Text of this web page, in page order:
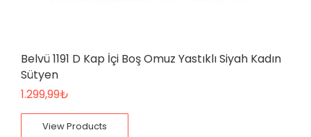
Belvü 1191 D Kap İçi Boş Omuz Yastıklı Siyah Kadın
Sütyen
1.299,99₺
View Products